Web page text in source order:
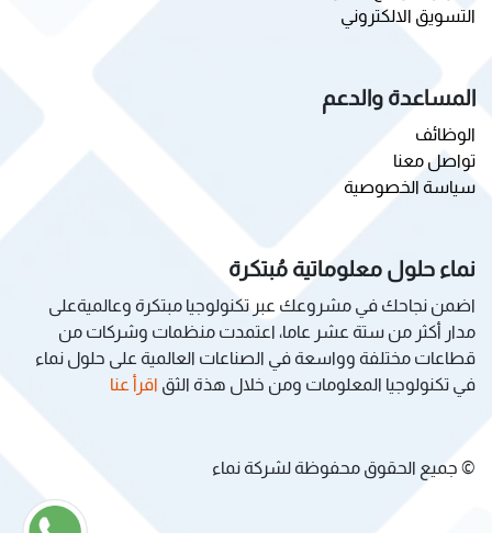
التسويق الالكتروني
المساعدة والدعم
الوظائف
تواصل معنا
سياسة الخصوصية
نماء حلول معلوماتية مُبتكرة
اضمن نجاحك في مشروعك عبر تكنولوجيا مبتكرة وعالميةعلى
مدار أكثر من ستة عشر عاما، اعتمدت منظمات وشركات من
قطاعات مختلفة وواسعة في الصناعات العالمية على حلول نماء
في تكنولوجيا المعلومات ومن خلال هذة الثق اقرأ عنا
© جميع الحقوق محفوظة لشركة نماء